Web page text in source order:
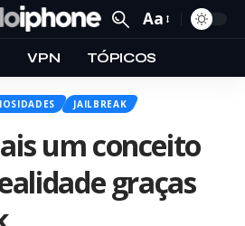
Aa
VPN TÓPICOS
JAILBREAK
um conceito
graças